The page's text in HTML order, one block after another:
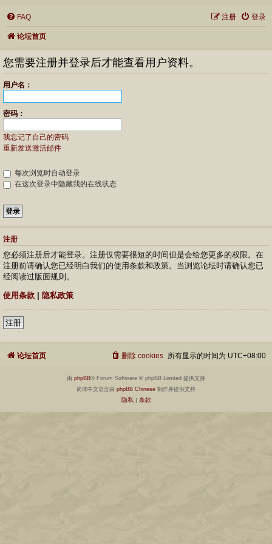
FAQ 登录
注册
论坛首页
您需要注册并登录后才能查看用户资料。
用户名：
密码：
我忘记了自己的密码
重新发送激活邮件
每次浏览时自动登录
在这次登录中隐藏我的在线状态
注册
您必须注册后才能登录。注册仅需要很短的时间但是会给您更多的权限。在
注册前请确认您已经明白我们的使用条款和政策。当浏览论坛时请确认您已
经阅读过版面规则。
使用条款 隐私政策
注册
论坛首页 所有显示的时间为 UTC+08:00
删除 cookies
由 phpBB® Forum Software © phpBB Limited 提供支持
简体中文语言由 phpBB Chinese 制作并提供支持
隐私| 条款